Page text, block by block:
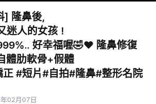
隆鼻後，
迷人的女孩！
好幸福喔🤣❤️ 隆鼻修復
體肋軟骨+假體
#短片#自拍#隆鼻#整形名院
02月07日